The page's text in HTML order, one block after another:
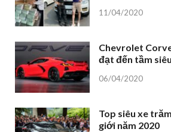
11/04/2020
Chevrolet
đạt đến tầm
06/04/2020
Top siêu xe
giới năm 2020